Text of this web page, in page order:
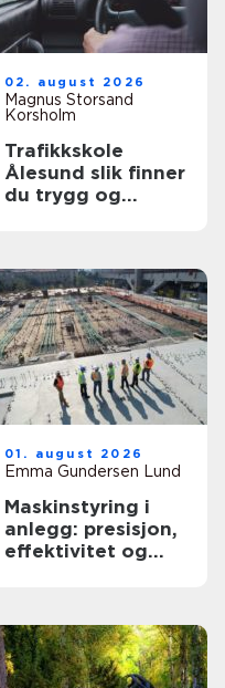
02. august 2026
Magnus Storsand
Korsholm
Trafikkskole
Ålesund slik finner
du trygg og
01. august 2026
Emma Gundersen Lund
Maskinstyring i
anlegg: presisjon,
effektivitet og